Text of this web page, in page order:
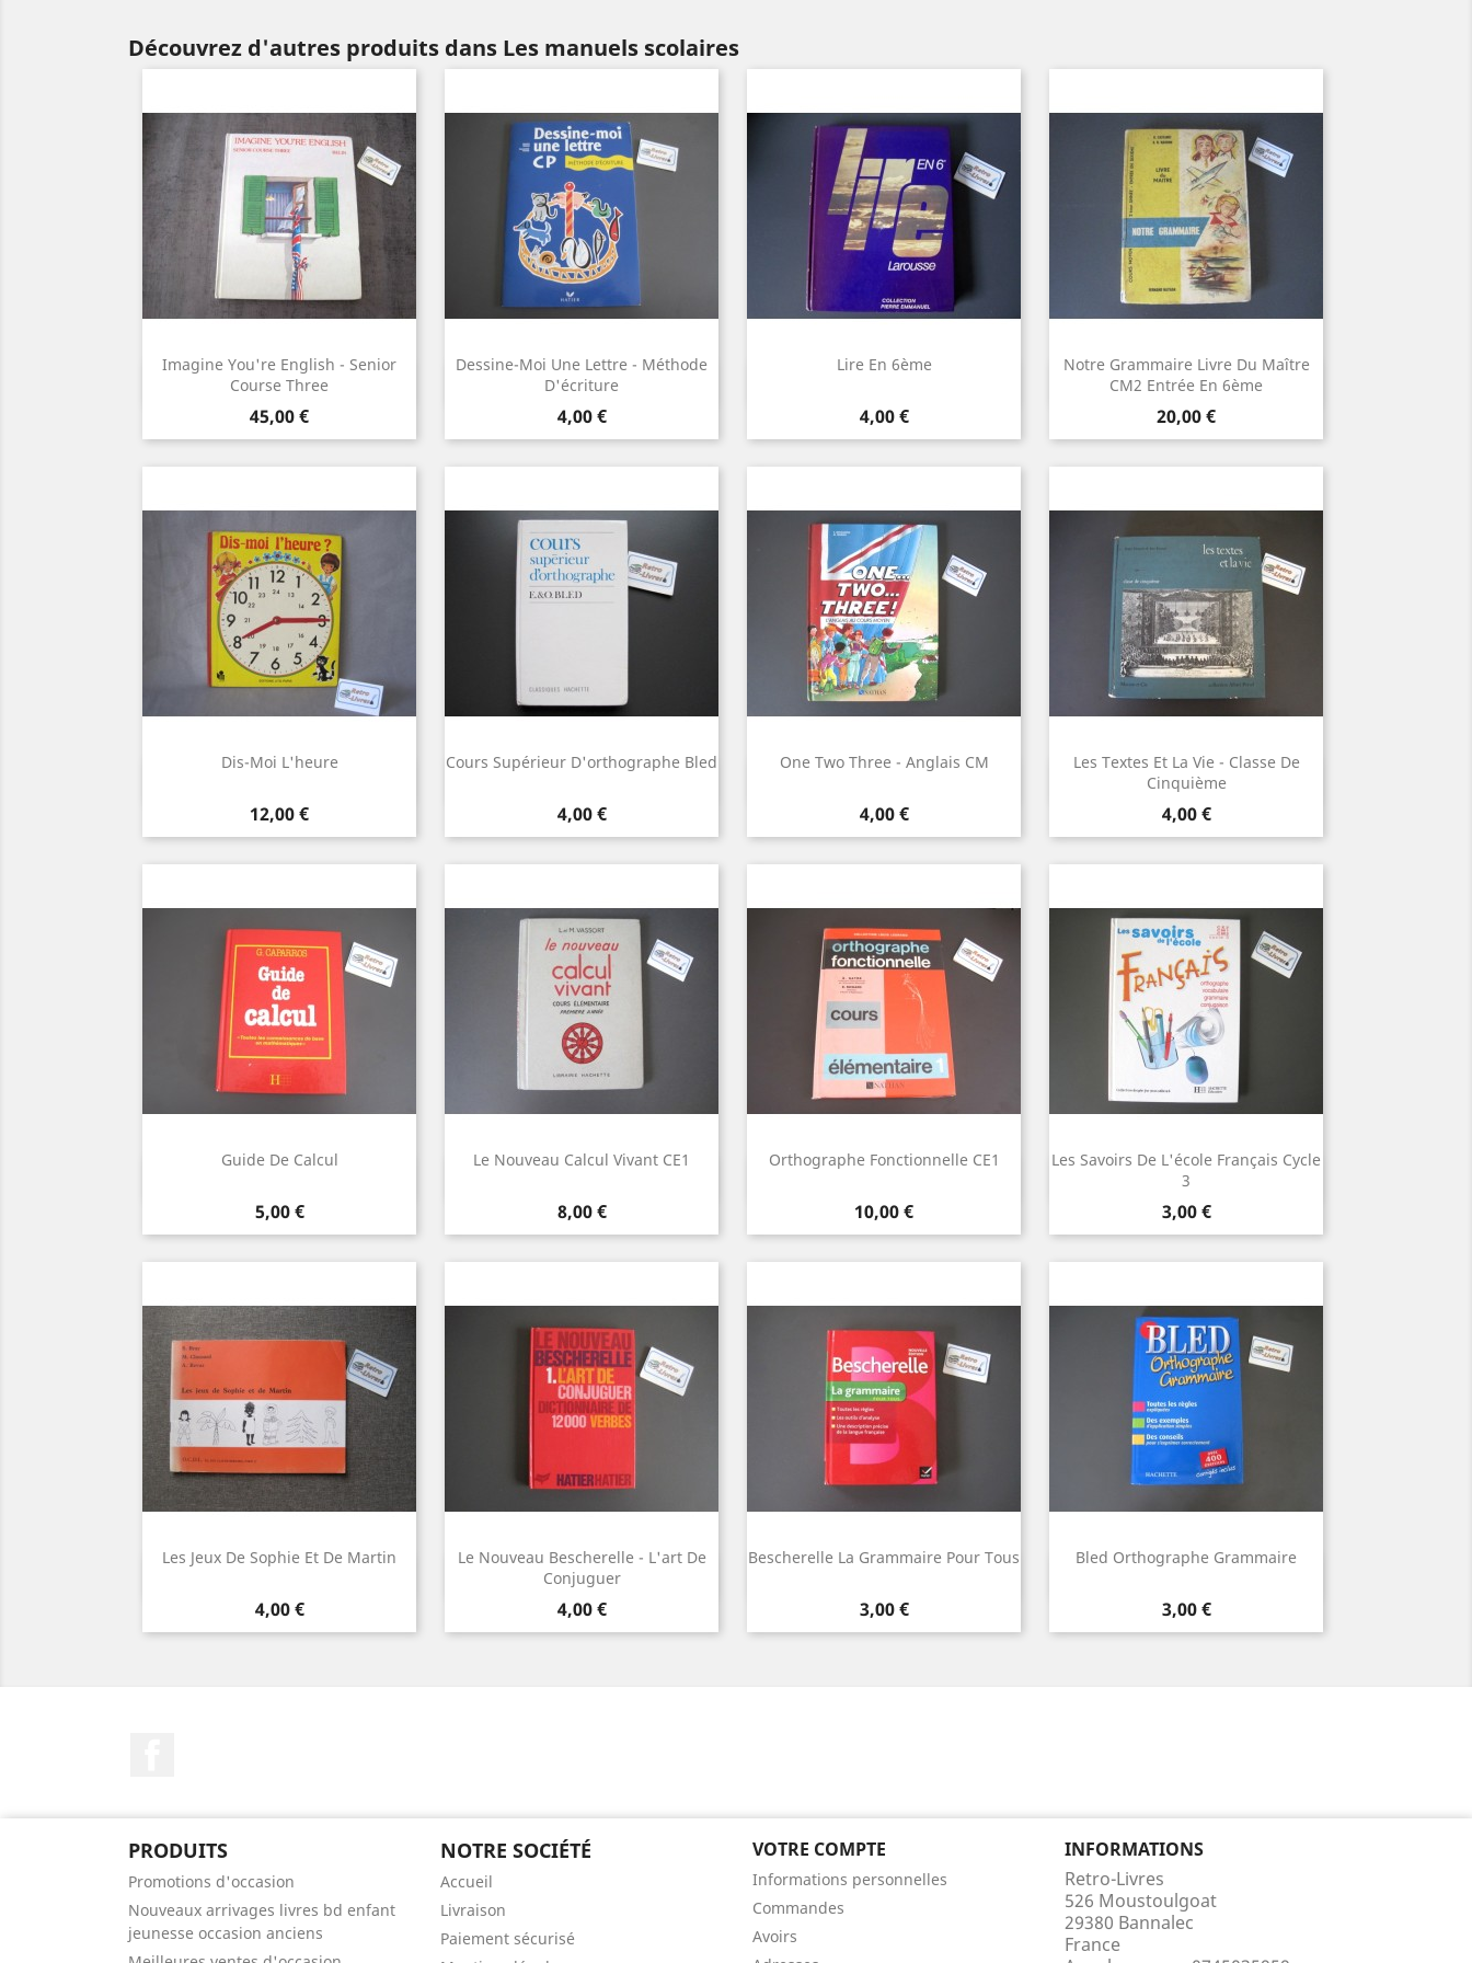
Découvrez d'autres produits dans Les manuels scolaires
Imagine You're English - Senior
Course Three
Prix
45,00 €
Aperçu rapide
Dessine-Moi Une Lettre - Méthode
D'écriture
Prix
4,00 €
Aperçu rapide
Lire En 6ème
Prix
4,00 €
Notre Grammaire Livre Du Maître
CM2 Entrée En 6ème
Prix
20,00 €
Aperçu rapide
Dis-Moi L'heure
Prix
12,00 €
Cours Supérieur D'orthographe Bled
Prix
4,00 €
One Two Three - Anglais CM
Prix
4,00 €
Les Textes Et La Vie - Classe De
Cinquième
Prix
4,00 €
Aperçu rapide
Guide De Calcul
Prix
5,00 €
Le Nouveau Calcul Vivant CE1
Prix
8,00 €
Orthographe Fonctionnelle CE1
Prix
10,00 €
Les Savoirs De L'école Français Cycle
3
Prix
3,00 €
Aperçu rapide
Les Jeux De Sophie Et De Martin
Prix
4,00 €
Le Nouveau Bescherelle - L'art De
Conjuguer
Prix
4,00 €
Aperçu rapide
Bescherelle La Grammaire Pour Tous
Prix
3,00 €
Bled Orthographe Grammaire
Prix
3,00 €
PRODUITS
Promotions d'occasion
Nouveaux arrivages livres bd enfant
jeunesse occasion anciens
NOTRE SOCIÉTÉ
Accueil
Livraison
Paiement sécurisé
VOTRE COMPTE
Informations personnelles
Commandes
Avoirs
INFORMATIONS
Retro-Livres
526 Moustoulgoat
29380 Bannalec
France